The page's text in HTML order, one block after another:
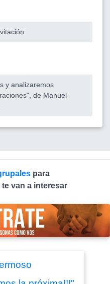
y analizaremos
de Manuel
para
van a interesar